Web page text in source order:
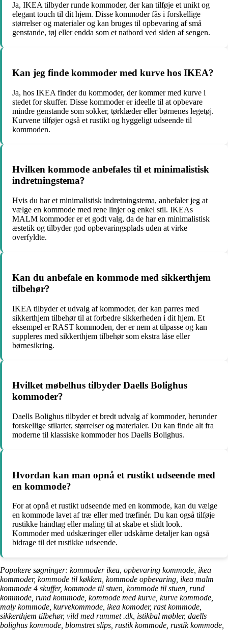
Ja, IKEA tilbyder runde kommoder, der kan tilføje et unikt og
elegant touch til dit hjem. Disse kommoder fås i forskellige
størrelser og materialer og kan bruges til opbevaring af små
genstande, tøj eller endda som et natbord ved siden af sengen.
Kan jeg finde kommoder med kurve hos IKEA?
Ja, hos IKEA finder du kommoder, der kommer med kurve i
stedet for skuffer. Disse kommoder er ideelle til at opbevare
mindre genstande som sokker, tørklæder eller børnenes legetøj.
Kurvene tilføjer også et rustikt og hyggeligt udseende til
kommoden.
Hvilken kommode anbefales til et minimalistisk
indretningstema?
Hvis du har et minimalistisk indretningstema, anbefaler jeg at
vælge en kommode med rene linjer og enkel stil. IKEAs
MALM kommoder er et godt valg, da de har en minimalistisk
æstetik og tilbyder god opbevaringsplads uden at virke
overfyldte.
Kan du anbefale en kommode med sikkerthjem
tilbehør?
IKEA tilbyder et udvalg af kommoder, der kan parres med
sikkerthjem tilbehør til at forbedre sikkerheden i dit hjem. Et
eksempel er RAST kommoden, der er nem at tilpasse og kan
suppleres med sikkerthjem tilbehør som ekstra låse eller
børnesikring.
Hvilket møbelhus tilbyder Daells Bolighus
kommoder?
Daells Bolighus tilbyder et bredt udvalg af kommoder, herunder
forskellige stilarter, størrelser og materialer. Du kan finde alt fra
moderne til klassiske kommoder hos Daells Bolighus.
Hvordan kan man opnå et rustikt udseende med
en kommode?
For at opnå et rustikt udseende med en kommode, kan du vælge
en kommode lavet af træ eller med træfinér. Du kan også tilføje
rustikke håndtag eller maling til at skabe et slidt look.
Kommoder med udskæringer eller udskårne detaljer kan også
bidrage til det rustikke udseende.
Populære søgninger: kommoder ikea, opbevaring kommode, ikea
kommoder, kommode til køkken, kommode opbevaring, ikea malm
kommode 4 skuffer, kommode til stuen, kommode til stuen, rund
kommode, rund kommode, kommode med kurve, kurve kommode,
maly kommode, kurvekommode, ikea komoder, rast kommode,
sikkerthjem tilbehør, vild med rummet .dk, istikbal møbler, daells
bolighus kommode, blomstret slips, rustik kommode, rustik kommode,